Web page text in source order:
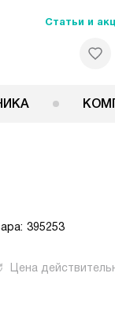
Статьи и
395253
Цена